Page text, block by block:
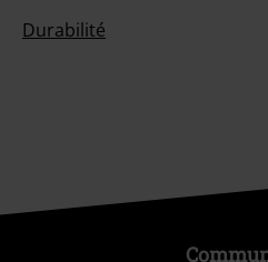
Durabilité